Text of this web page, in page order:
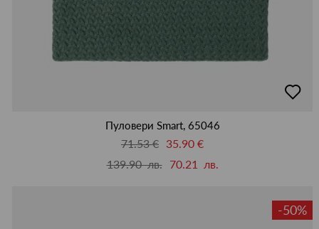
в
Пуловери Smart, 65046
71.53 € 35.90 €
139.90 лв.
70.21 лв.
-50%